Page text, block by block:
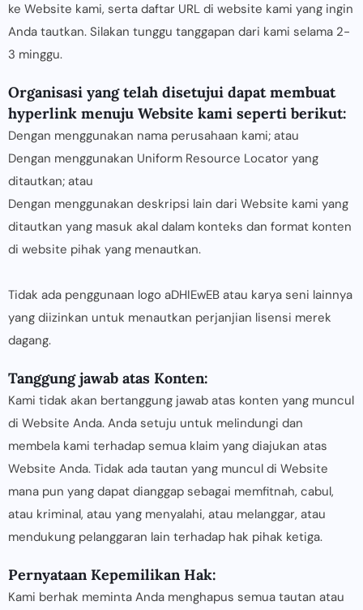
ke Website kami, serta daftar URL di website kami yang ingin
Anda tautkan. Silakan tunggu tanggapan dari kami selama 2-
3 minggu.
Organisasi yang telah disetujui dapat membuat
hyperlink menuju Website kami seperti berikut:
Dengan menggunakan nama perusahaan kami; atau
Dengan menggunakan Uniform Resource Locator yang
ditautkan; atau
Dengan menggunakan deskripsi lain dari Website kami yang
ditautkan yang masuk akal dalam konteks dan format konten
di website pihak yang menautkan.
Tidak ada penggunaan logo aDHIEwEB atau karya seni lainnya
yang diizinkan untuk menautkan perjanjian lisensi merek
dagang.
Tanggung jawab atas Konten:
Kami tidak akan bertanggung jawab atas konten yang muncul
di Website Anda. Anda setuju untuk melindungi dan
membela kami terhadap semua klaim yang diajukan atas
Website Anda. Tidak ada tautan yang muncul di Website
mana pun yang dapat dianggap sebagai memfitnah, cabul,
atau kriminal, atau yang menyalahi, atau melanggar, atau
mendukung pelanggaran lain terhadap hak pihak ketiga.
Pernyataan Kepemilikan Hak:
Kami berhak meminta Anda menghapus semua tautan atau